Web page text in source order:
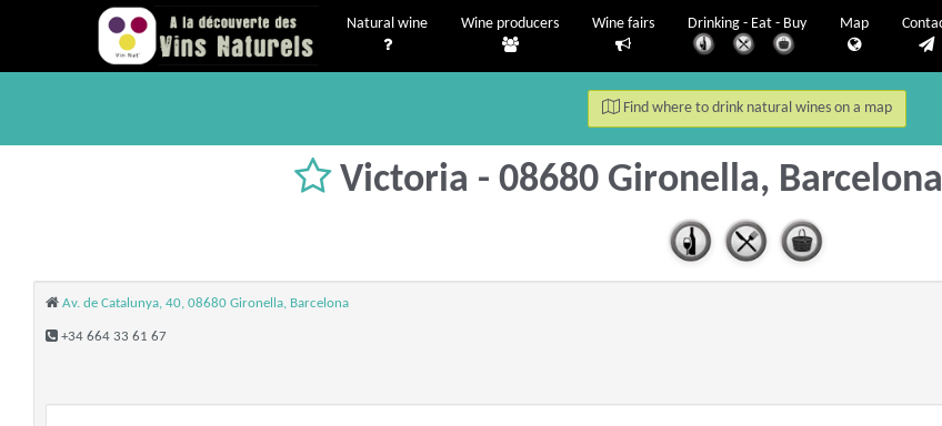
Natural wine Wine producers Wine fairs Drinking - Eat - Buy Map
Find where to drink natural wines on a map
Victoria - 08680 Gironella,
Av. de Catalunya, 40, 08680 Gironella, Barcelona
+34 664 33 61 67